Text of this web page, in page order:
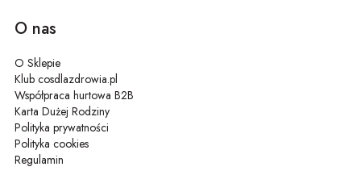
O nas
O Sklepie
Klub cosdlazdrowia.pl
Współpraca hurtowa B2B
Karta Dużej Rodziny
Polityka prywatności
Polityka cookies
Regulamin